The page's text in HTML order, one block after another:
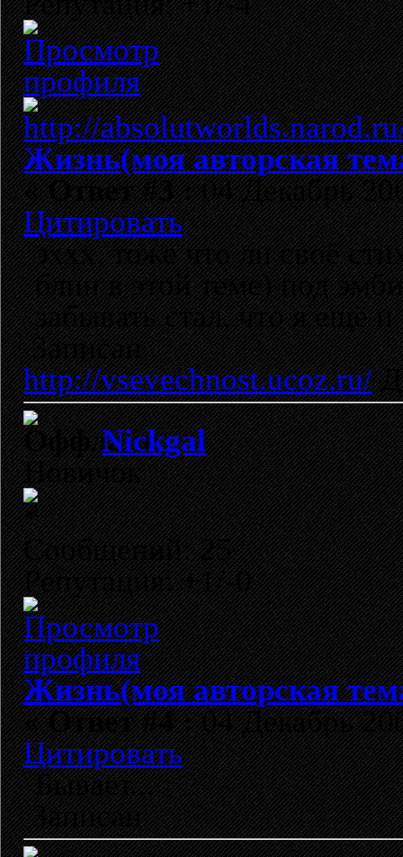
Жизнь(моя авторская
«Ответ #3 :04 Декабрь
Цитировать
эххх, тоже что ли своё
блин в этой теме) под
забывать стал, что я ещё
Записан
http://vsevechnost.ucoz.ru/
Nickgal
Новичок
Сообщений: 25
Репутация: +1/-0
Жизнь(моя авторская
«Ответ #4 :04 Декабрь
Цитировать
Бывает...
Записан